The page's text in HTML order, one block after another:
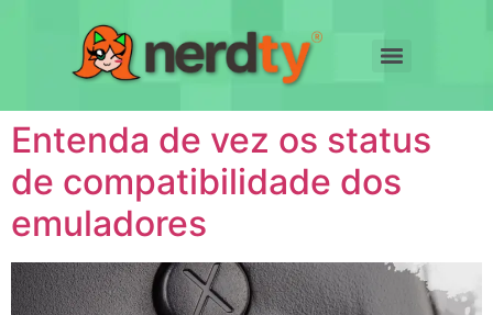
Entenda de vez os status
de compatibilidade dos
emuladores